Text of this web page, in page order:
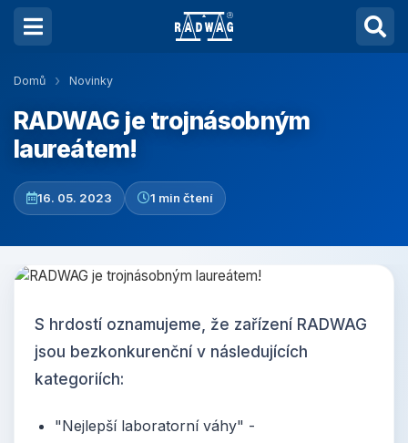
Domů Novinky
RADWAG je trojnásobným
laureátem!
16. 05. 2023 1 min čtení
S hrdostí oznamujeme, že zařízení RADWAG
jsou bezkonkurenční v následujících
kategoriích:
"Nejlepší laboratorní váhy" -